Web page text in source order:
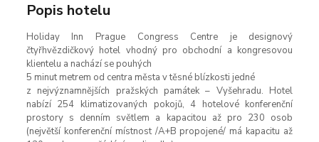
Popis hotelu
Holiday Inn Prague Congress Centre je designový
čtyřhvězdičkový hotel vhodný pro obchodní a kongresovou
klientelu a nachází se pouhých
5 minut metrem od centra města v těsné blízkosti jedné
z nejvýznamnějších pražských památek – Vyšehradu. Hotel
nabízí 254 klimatizovaných pokojů, 4 hotelové konferenční
prostory s denním světlem a kapacitou až pro 230 osob
(největší konferenční místnost /A+B propojené/ má kapacitu až